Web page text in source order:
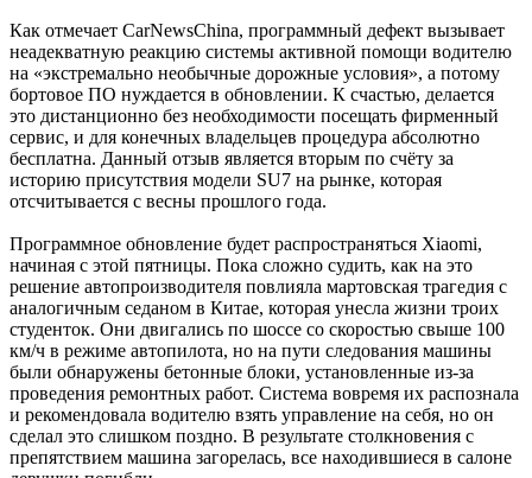
Как отмечает CarNewsChina, программный дефект вызывает
неадекватную реакцию системы активной помощи водителю
на «экстремально необычные дорожные условия», а потому
бортовое ПО нуждается в обновлении. К счастью, делается
это дистанционно без необходимости посещать фирменный
сервис, и для конечных владельцев процедура абсолютно
бесплатна. Данный отзыв является вторым по счёту за
историю присутствия модели SU7 на рынке, которая
отсчитывается с весны прошлого года.
Программное обновление будет распространяться Xiaomi,
начиная с этой пятницы. Пока сложно судить, как на это
решение автопроизводителя повлияла мартовская трагедия с
аналогичным седаном в Китае, которая унесла жизни троих
студенток. Они двигались по шоссе со скоростью свыше 100
км/ч в режиме автопилота, но на пути следования машины
были обнаружены бетонные блоки, установленные из-за
проведения ремонтных работ. Система вовремя их распознала
и рекомендовала водителю взять управление на себя, но он
сделал это слишком поздно. В результате столкновения с
препятствием машина загорелась, все находившиеся в салоне